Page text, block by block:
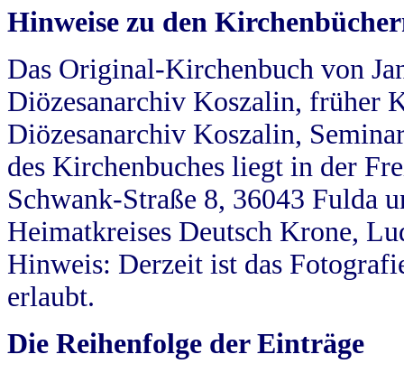
Hinweise zu den
Das Original-Kirchenbuch von
Diözesanarchiv Koszalin, früher
Diözesanarchiv Koszalin,
des Kirchenbuches liegt in der
Schwank-Straße 8, 36043 Fulda
Heimatkreises Deutsch Krone,
Hinweis: Derzeit ist das
erlaubt.
Die Reihenfolge der Einträge